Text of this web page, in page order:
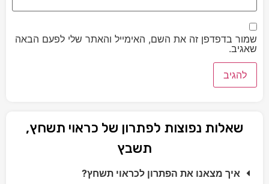
שמור בדפדפן זה את השם, האימייל והאתר שלי לפעם הבאה
שאגיב.
שאלות נפוצות לפתרון של כראוי תשחץ,
תשבץ
איך מצאנו את הפתרון לכראוי תשחץ?